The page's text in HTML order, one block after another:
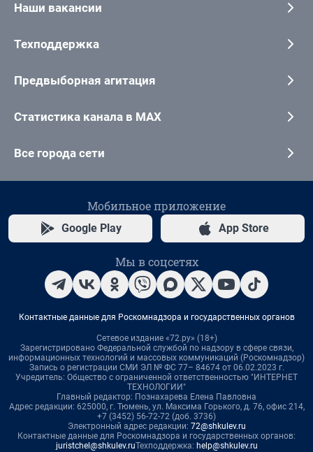
Наши вакансии
Техподдержка
Предвыборная агитация
Статистика канала в MAX
Все города сети
Мобильное приложение
Google Play App Store
Мы в соцсетях
Контактные данные для Роскомнадзора и государственных органов
Сетевое издание «72.ру» (18+)
Зарегистрировано Федеральной службой по надзору в сфере связи,
информационных технологий и массовых коммуникаций (Роскомнадзор)
Запись о регистрации СМИ ЭЛ № ФС 77– 84674 от 06.02.2023 г.
Учредитель: Общество с ограниченной ответственностью "ИНТЕРНЕТ
ТЕХНОЛОГИИ"
Главный редактор: Познахарева Елена Павловна
Адрес редакции: 625000, г. Тюмень, ул. Максима Горького, д. 76, офис 214,
+7 (3452) 56-72-72 (доб. 3736)
Электронный адрес редакции: 72@shkulev.ru
Контактные данные для Роскомнадзора и государственных органов:
juristchel@shkulev.ruТехподдержка: help@shkulev.ru